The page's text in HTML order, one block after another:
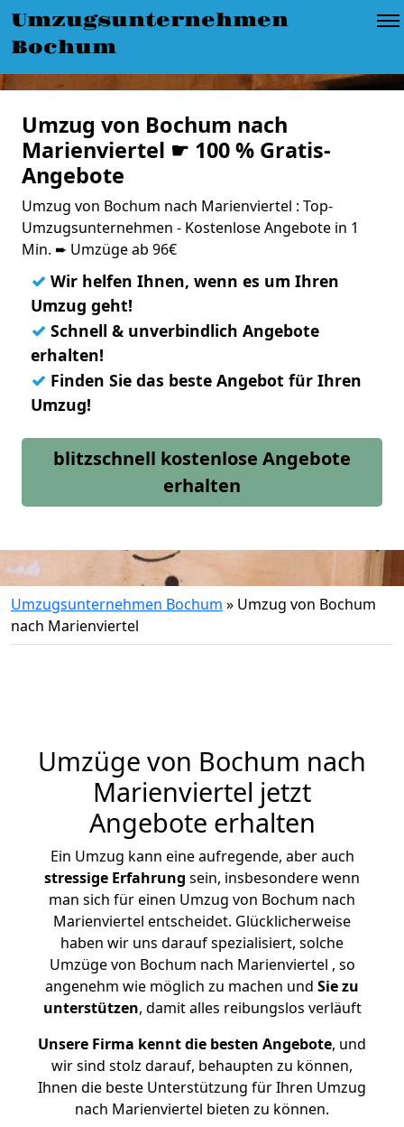
Umzugsunternehmen
Bochum
Umzug von Bochum nach
Marienviertel ☛ 100 % Gratis-
Angebote
Umzug von Bochum nach Marienviertel : Top-
Umzugsunternehmen - Kostenlose Angebote in 1
Min. ➨ Umzüge ab 96€
✓ Wir helfen Ihnen, wenn es um Ihren
Umzug geht!
✓ Schnell & unverbindlich Angebote
erhalten!
✓ Finden Sie das beste Angebot für Ihren
Umzug!
blitzschnell kostenlose Angebote
erhalten
Umzugsunternehmen Bochum » Umzug von Bochum
nach Marienviertel
Umzüge von Bochum nach
Marienviertel jetzt
Angebote erhalten
Ein Umzug kann eine aufregende, aber auch
stressige Erfahrung sein, insbesondere wenn
man sich für einen Umzug von Bochum nach
Marienviertel entscheidet. Glücklicherweise
haben wir uns darauf spezialisiert, solche
Umzüge von Bochum nach Marienviertel , so
angenehm wie möglich zu machen und Sie zu
unterstützen, damit alles reibungslos verläuft
Unsere Firma kennt die besten Angebote, und
wir sind stolz darauf, behaupten zu können,
Ihnen die beste Unterstützung für Ihren Umzug
nach Marienviertel bieten zu können.